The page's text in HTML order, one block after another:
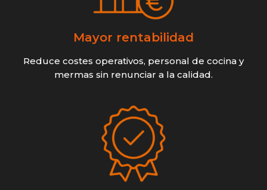
Mayor rentabilidad
Reduce costes operativos, personal de cocina y
mermas sin renunciar a la calidad.